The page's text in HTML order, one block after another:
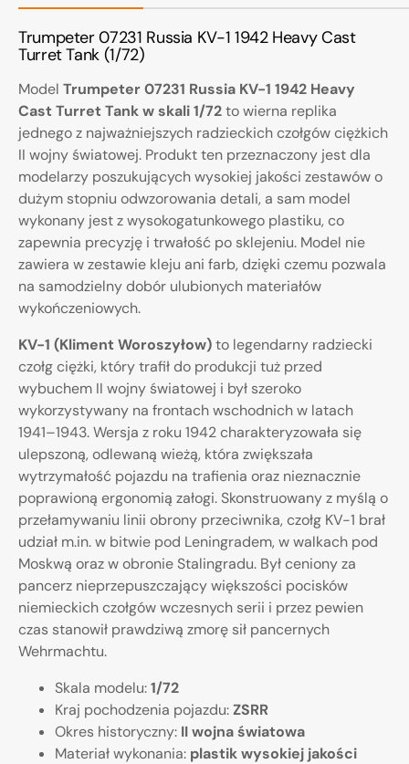
Trumpeter 07231 Russia KV-1 1942 Heavy Cast
Turret Tank (1/72)
Model Trumpeter 07231 Russia KV-1 1942 Heavy
Cast Turret Tank w skali 1/72to wierna replika
jednego z najważniejszych radzieckich czołgów ciężkich
II wojny światowej. Produkt ten przeznaczony jest dla
modelarzy poszukujących wysokiej jakości zestawów o
dużym stopniu odwzorowania detali, a sam model
wykonany jest z wysokogatunkowego plastiku, co
zapewnia precyzję i trwałość po sklejeniu. Model nie
zawiera w zestawie kleju ani farb, dzięki czemu pozwala
na samodzielny dobór ulubionych materiałów
wykończeniowych.
KV-1 (Kliment Woroszyłow)to legendarny radziecki
czołg ciężki, który trafił do produkcji tuż przed
wybuchem II wojny światowej i był szeroko
wykorzystywany na frontach wschodnich w latach
1941–1943. Wersja z roku 1942 charakteryzowała się
ulepszoną, odlewaną wieżą, która zwiększała
wytrzymałość pojazdu na trafienia oraz nieznacznie
poprawioną ergonomią załogi. Skonstruowany z myślą o
przełamywaniu linii obrony przeciwnika, czołg KV-1 brał
udział m.in. w bitwie pod Leningradem, w walkach pod
Moskwą oraz w obronie Stalingradu. Był ceniony za
pancerz nieprzepuszczający większości pocisków
niemieckich czołgów wczesnych serii i przez pewien
czas stanowił prawdziwą zmorę sił pancernych
Wehrmachtu.
Skala modelu:1/72
Kraj pochodzenia pojazdu:ZSRR
Okres historyczny: II wojna światowa
Materiał wykonania: plastik wysokiej jakości